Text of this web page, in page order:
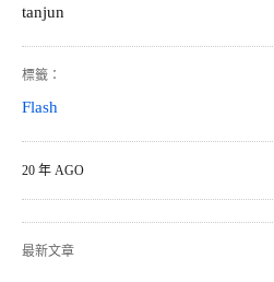
tanjun
標籤：
Flash
20 年 AGO
最新文章